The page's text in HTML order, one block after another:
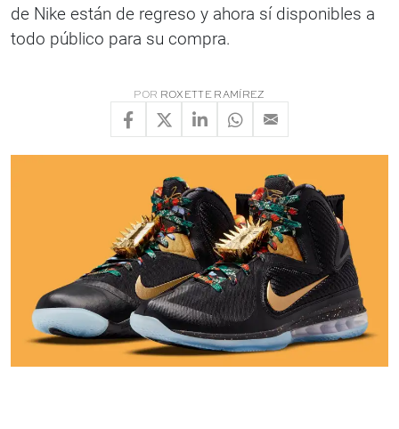
de Nike están de regreso y ahora sí disponibles a
todo público para su compra.
POR ROXETTE RAMÍREZ